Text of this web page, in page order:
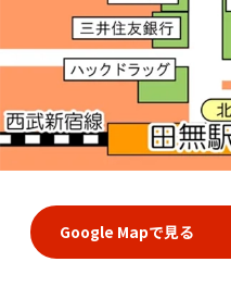
Google Mapで見る